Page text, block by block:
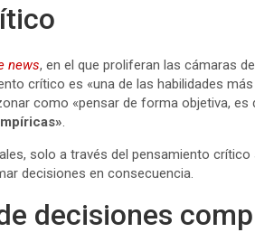
news, en el que proliferan las cámaras
crítico es «una de las habilidades
como «pensar de forma objetiva, es
.
solo a través del pensamiento
decisiones en consecuencia.
decisiones